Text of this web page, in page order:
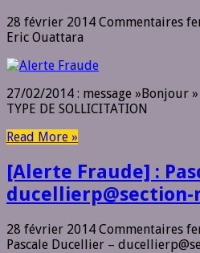
28 février 2014 Commentaires
Eric Ouattara
27/02/2014 : message »Bonjour »
TYPE DE SOLLICITATION
Read More »
[Alerte Fraude] :
28 février 2014 Commentaires
Pascale Ducellier –